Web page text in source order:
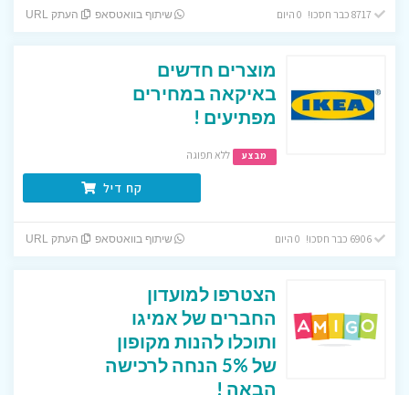
שיתוף בוואטסאפ העתק URL
מוצרים חדשים
באיקאה במחירים
מפתיעים !
מבצע ללא תפוגה
קח דיל
6906 כבר חסכו! 0 היום שיתוף בוואטסאפ העתק URL
הצטרפו למועדון
החברים של אמיגו
ותוכלו להנות מקופון
של 5% הנחה לרכישה
הבאה !